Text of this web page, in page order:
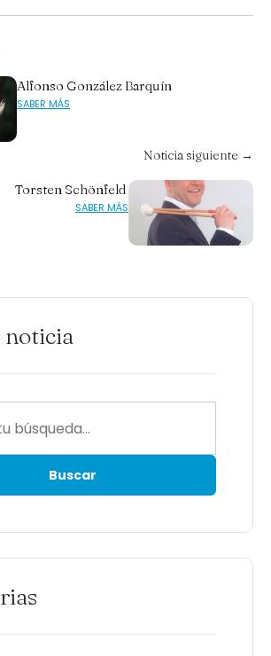
Alfonso González Barquín
SABER MÁS
Noticia siguiente →
Torsten Schönfeld
SABER MÁS
noticia